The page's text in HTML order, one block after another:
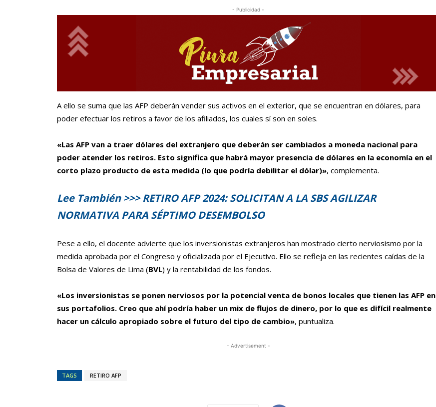
- Publicidad -
A ello se suma que las AFP deberán vender sus activos en el exterior, que se encuentran en dólares, para
poder efectuar los retiros a favor de los afiliados, los cuales sí son en soles.
«Las AFP van a traer dólares del extranjero que deberán ser cambiados a moneda nacional para
poder atender los retiros. Esto significa que habrá mayor presencia de dólares en la economía en el
corto plazo producto de esta medida (lo que podría debilitar el dólar)», complementa.
Lee También >>> RETIRO AFP 2024: SOLICITAN A LA SBS AGILIZAR
NORMATIVA PARA SÉPTIMO DESEMBOLSO
Pese a ello, el docente advierte que los inversionistas extranjeros han mostrado cierto nerviosismo por la
medida aprobada por el Congreso y oficializada por el Ejecutivo. Ello se refleja en las recientes caídas de la
Bolsa de Valores de Lima (BVL) y la rentabilidad de los fondos.
«Los inversionistas se ponen nerviosos por la potencial venta de bonos locales que tienen las AFP en
sus portafolios. Creo que ahí podría haber un mix de flujos de dinero, por lo que es difícil realmente
hacer un cálculo apropiado sobre el futuro del tipo de cambio», puntualiza.
- Advertisement -
TAGS RETIRO AFP